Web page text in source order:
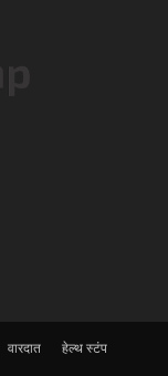
वारदात
हेल्थ स्टंप